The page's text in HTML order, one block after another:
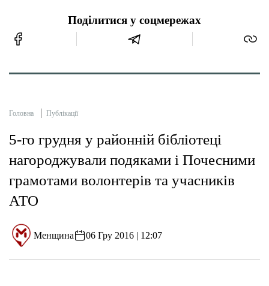
Поділитися у соцмережах
Головна Публікації
5-го грудня у районній бібліотеці
нагороджували подяками і Почесними
грамотами волонтерів та учасників
АТО
Менщина 06 Гру 2016 | 12:07